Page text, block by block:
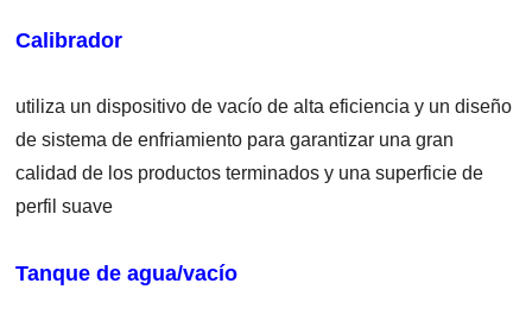
Calibrador
utiliza un dispositivo de vacío de alta eficiencia y un diseño
de sistema de enfriamiento para garantizar una gran
calidad de los productos terminados y una superficie de
perfil suave
Tanque de agua/vacío